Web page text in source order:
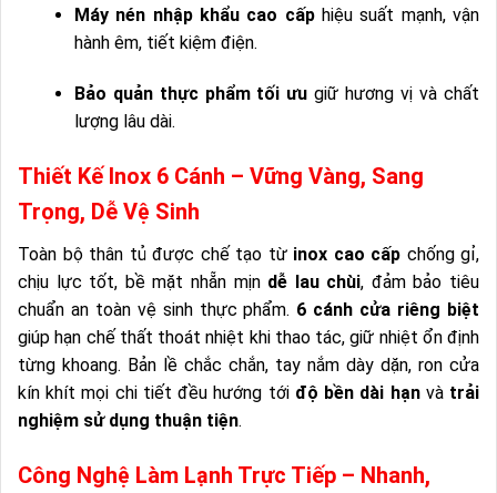
Máy nén nhập khẩu cao cấphiệu suất mạnh, vận
hành êm, tiết kiệm điện.
Bảo quản thực phẩm tối ưu giữ hương vị và chất
lượng lâu dài.
Thiết Kế Inox 6 Cánh – Vững Vàng, Sang
Trọng, Dễ Vệ Sinh
Toàn bộ thân tủ được chế tạo từ inox cao cấp chống gỉ,
chịu lực tốt, bề mặt nhẵn mịn dễ lau chùi, đảm bảo tiêu
chuẩn an toàn vệ sinh thực phẩm. 6 cánh cửa riêng biệt
giúp hạn chế thất thoát nhiệt khi thao tác, giữ nhiệt ổn định
từng khoang. Bản lề chắc chắn, tay nắm dày dặn, ron cửa
kín khít mọi chi tiết đều hướng tới độ bền dài hạnvà trải
nghiệm sử dụng thuận tiện.
Công Nghệ Làm Lạnh Trực Tiếp – Nhanh,